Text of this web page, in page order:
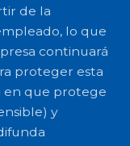
de la
lo que
continuará
proteger esta
en que protege
y